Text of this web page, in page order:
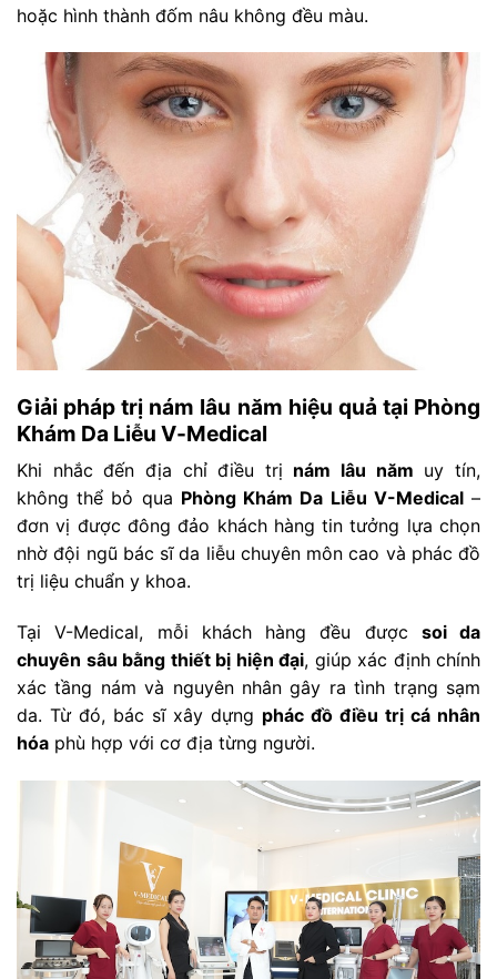
hoặc hình thành đốm nâu không đều màu.
Giải pháp trị nám lâu năm hiệu quả tại Phòng
Khám Da Liễu V-Medical
Khi nhắc đến địa chỉ điều trị nám lâu năm uy tín,
không thể bỏ qua Phòng Khám Da Liễu V-Medical–
đơn vị được đông đảo khách hàng tin tưởng lựa chọn
nhờ đội ngũ bác sĩ da liễu chuyên môn cao và phác đồ
trị liệu chuẩn y khoa.
Tại V-Medical, mỗi khách hàng đều được soi da
chuyên sâu bằng thiết bị hiện đại, giúp xác định chính
xác tầng nám và nguyên nhân gây ra tình trạng sạm
da. Từ đó, bác sĩ xây dựng phác đồ điều trị cá nhân
hóa phù hợp với cơ địa từng người.